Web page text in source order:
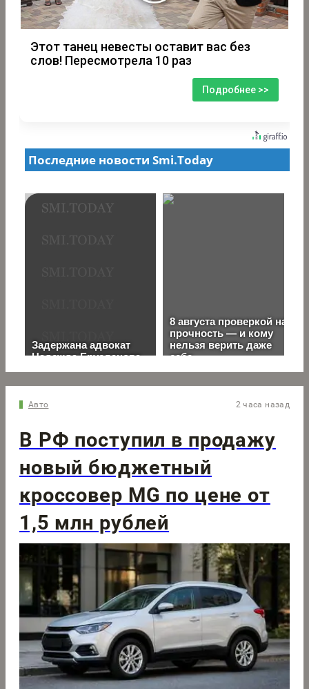
Этот танец невесты оставит вас без
слов! Пересмотрела 10 раз
Подробнее >>
Авто 2 часа назад
В РФ поступил в продажу
новый бюджетный
кроссовер MG по цене от
1,5 млн рублей